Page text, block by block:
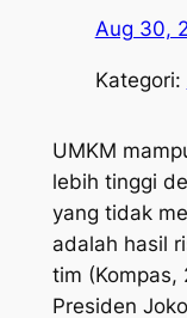
Aug 30,
Kategori:
UMKM
lebih tinggi
yang tidak
adalah hasil
tim (Kompas,
Presiden